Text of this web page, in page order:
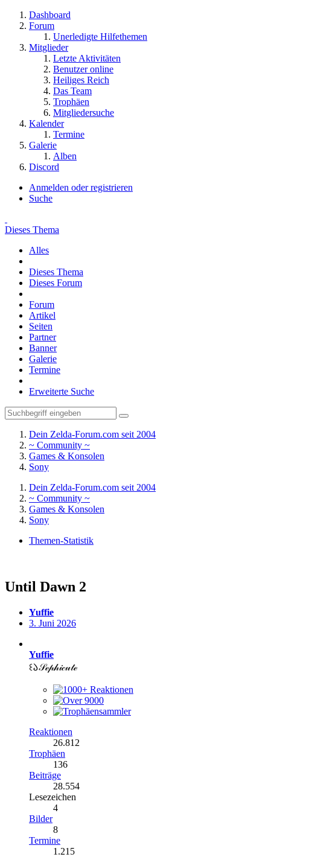
Dashboard
Forum
Unerledigte Hilfethemen
Mitglieder
Letzte Aktivitäten
Benutzer online
Heiliges Reich
Das Team
Trophäen
Mitgliedersuche
Kalender
Termine
Galerie
Alben
Discord
Anmelden oder registrieren
Suche
Dieses Thema
Alles
Dieses Thema
Dieses Forum
Forum
Artikel
Seiten
Partner
Banner
Galerie
Termine
Erweiterte Suche
Dein Zelda-Forum.com seit 2004
~ Community ~
Games & Konsolen
Sony
Dein Zelda-Forum.com seit 2004
~ Community ~
Games & Konsolen
Sony
Themen-Statistik
Until Dawn 2
Yuffie
3. Juni 2026
Yuffie
꒰𑁬𝒮ℯ𝓅𝒽𝒾𝒸𝓊𝓉ℯ
Reaktionen
26.812
Trophäen
136
Beiträge
28.554
Lesezeichen
4
Bilder
8
Termine
1.215